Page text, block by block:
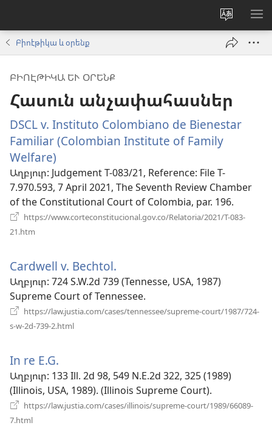
Փոխել
կայքի
լեզուն
Բիոէթիկա և օրենք
ԲԻՈԷԹԻԿԱ ԵՒ ՕՐԵՆՔ
Հասուն անչափահասներ
DSCL v. Instituto Colombiano de Bienestar
Familiar (Colombian Institute of Family
Welfare)
է
նոր
պատուհան)
Աղբյուր‎: Judgement T-083/21, Reference: File T-
7.970.593, 7 April 2021, The Seventh Review Chamber
of the Constitutional Court of Colombia, par. 196.
https://www.corteconstitucional.gov.co/Relatoria/2021/T-083-
21.htm
պատուհան)
Cardwell v. Bechtol.
է
նոր
պատուհան)
Աղբյուր‎: 724 S.W.2d 739 (Tennesse, USA, 1987)
Supreme Court of Tennessee.
https://law.justia.com/cases/tennessee/supreme-court/1987/724-
s-w-2d-739-2.html
In re E.G.
է
նոր
պատուհան)
Աղբյուր‎: 133 Ill. 2d 98, 549 N.E.2d 322, 325 (1989)
(Illinois, USA, 1989). (Illinois Supreme Court).
https://law.justia.com/cases/illinois/supreme-court/1989/66089-
7.html